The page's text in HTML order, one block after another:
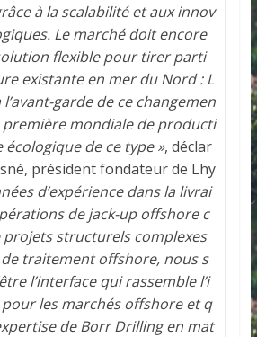
à la scalabilité et aux innov
Le marché doit encore
flexible pour tirer parti
existante en mer du Nord : L
garde de ce changemen
mondiale de producti
écologique de ce type », déclar
président fondateur de Lhy
d’expérience dans la livrai
de jack-up offshore c
projets structurels complexes
traitement offshore, nous s
l’interface qui rassemble l’i
les marchés offshore et q
de Borr Drilling en mat